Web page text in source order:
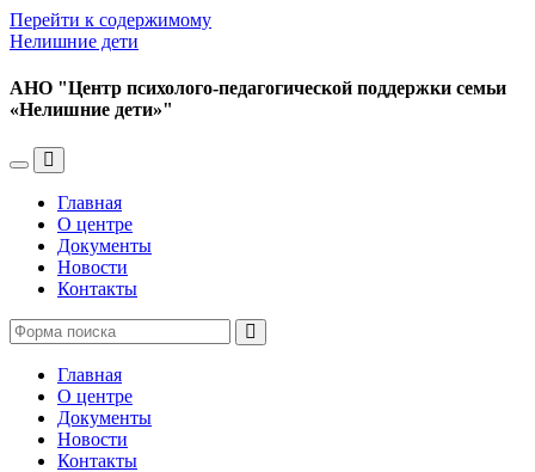
Перейти к содержимому
Нелишние дети
АНО "Центр психолого-педагогической поддержки семьи
«Нелишние дети»"
Переключить
меню
Переключить
поле
поиска
Главная
О центре
Документы
Новости
Контакты
Главная
О центре
Документы
Новости
Контакты